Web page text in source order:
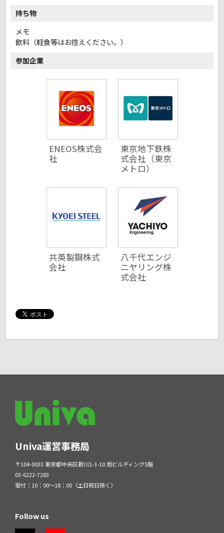
持ち物
メモ
飲料（軽食等はお控えください。）
参加企業
ENEOS株式会
社
東京地下鉄株
式会社（東京
メトロ）
共英製鋼株式
会社
八千代エンジ
ニヤリング株
式会社
Univa運営事務局
〒104-0033 東京都中央区新川1-3-10 旭ビルディング5階
03-6222-7283
受付：10：00～18：00（土日祝日除く）
Follow us